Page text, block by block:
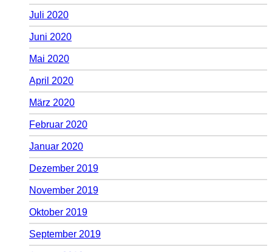
Juli 2020
Juni 2020
Mai 2020
April 2020
März 2020
Februar 2020
Januar 2020
Dezember 2019
November 2019
Oktober 2019
September 2019